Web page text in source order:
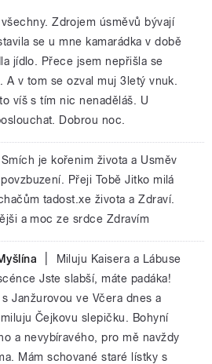
Zdrojem úsměvů bývají
se u mne kamarádka v době
jídlo. Přece jsem nepřišla se
A v tom se ozval muj 3letý vnuk.
víš s tím nic nenaděláš. U
Dobrou noc.
Smích je kořenim života a Usměv
Přeji Tobě Jitko milá
tadost.xe života a Zdraví.
a moc ze srdce Zdravím
Miluju Kaisera a Lábuse
Jste slabší, máte padáka!
Janžurovou ve Včera dnes a
Čejkovu slepičku. Bohyní
a nevybíravého, pro mě navždy
Mám schované staré lístky s